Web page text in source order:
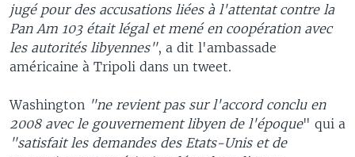
jugé pour des accusations liées à l'attentat contre la
Pan Am 103 était légal et mené en coopération avec
les autorités libyennes", a dit l'ambassade
américaine à Tripoli dans un tweet.
Washington "ne revient pas sur l'accord conclu en
2008 avec le gouvernement libyen de l'époque" qui a
"satisfait les demandes des Etats-Unis et de